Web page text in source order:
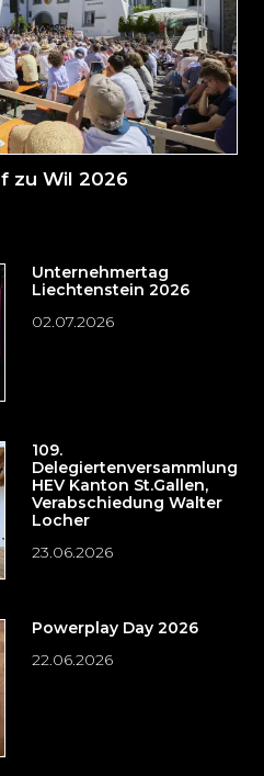
zu Wil 2026
Unternehmertag
Liechtenstein 2026
02.07.2026
109.
Delegiertenversammlung
HEV Kanton St.Gallen,
Verabschiedung Walter
Locher
23.06.2026
Powerplay Day 2026
22.06.2026